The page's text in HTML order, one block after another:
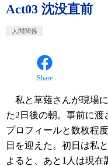
Act03 沈没直前
人間関係
Share
私と草薙さんが現場
た2日後の朝。事前に
プロフィールと数枚程
日を迎えた。初日は私
よると、あと1人は現在